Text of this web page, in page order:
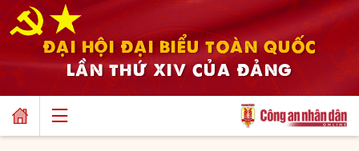
ĐẠI HỘI ĐẠI BIỂU TOÀN QUỐC
LẦN THỨ XIV CỦA ĐẢNG